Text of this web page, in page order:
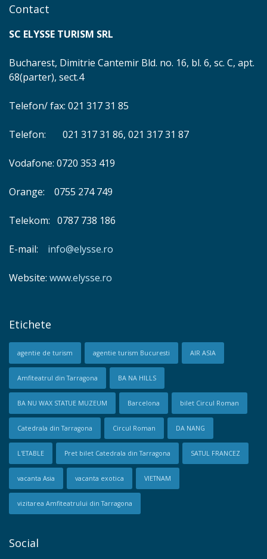
Contact
SC ELYSSE TURISM SRL
Bucharest, Dimitrie Cantemir Bld. no. 16, bl. 6, sc. C, apt.
68(parter), sect.4
Telefon/ fax: 021 317 31 85
Telefon: 021 317 31 86, 021 317 31 87
Vodafone: 0720 353 419
Orange: 0755 274 749
Telekom: 0787 738 186
E-mail: info@elysse.ro
Website: www.elysse.ro
Etichete
agentie de turism agentie turism Bucuresti AIR ASIA
Amfiteatrul din Tarragona BA NA HILLS
BA NU WAX STATUE MUZEUM Barcelona bilet Circul Roman
Catedrala din Tarragona Circul Roman DA NANG
L'ETABLE Pret bilet Catedrala din Tarragona SATUL FRANCEZ
vacanta Asia vacanta exotica VIETNAM
vizitarea Amfiteatrului din Tarragona
Social